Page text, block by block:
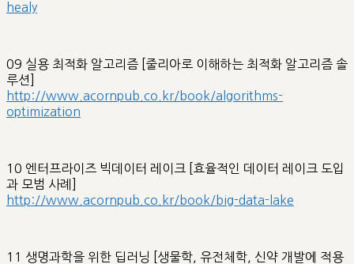
healy
09 실용 최적화 알고리즘 [줄리아로 이해하는 최적화 알고리즘 솔
루션]
http://www.acornpub.co.kr/book/algorithms-
optimization
10 엔터프라이즈 빅데이터 레이크 [효율적인 데이터 레이크 도입
과 모범 사례]
http://www.acornpub.co.kr/book/big-data-lake
11 생명과학을 위한 딥러닝 [생물학, 유전체학, 신약 개발에 적용